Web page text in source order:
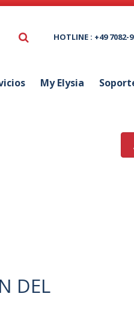
HOTLINE : +49 7082-
My Elysia
DEL